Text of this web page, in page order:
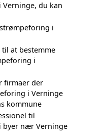
du kan
i
til at bestemme
i
firmaer der
i Verninge
kommune
til
nær Verninge